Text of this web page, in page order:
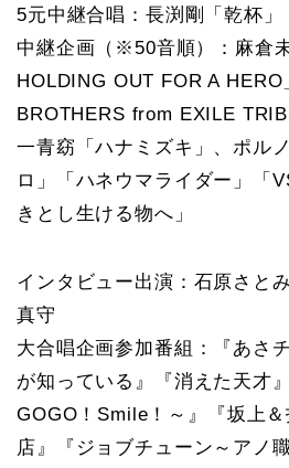
5元中継合唱：長渕剛「乾杯」
中継企画（※50音順）：麻倉
HOLDING OUT FOR A
BROTHERS from EXILE
一青窈「ハナミズキ」、ポル
ロ」「ハネウマライダー」「
きとし生ける物へ」
インタビュー出演：石原さと
真守
大合唱企画参加番組：『あさ
が知っている』『消えた天才
GOGO！Smile！～』『坂上
店』『ジョブチューン～アノ